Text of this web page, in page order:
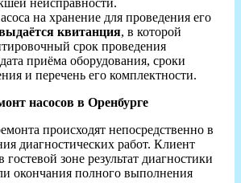
на хранение для проведения его
квитанция, в которой
срок проведения
приёма оборудования, сроки
и перечень его комплектности.
насосов в Оренбурге
происходят непосредственно в
диагностических работ. Клиент
зоне результат диагностики
окончания полного выполнения